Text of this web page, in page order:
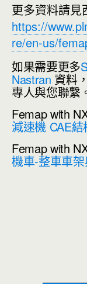
更多資料請見
https://
re/en-us/
如果需要更多
Nastran 資料
專人與您聯繫
Femap with
減速機 CAE
Femap with
機車-整車車